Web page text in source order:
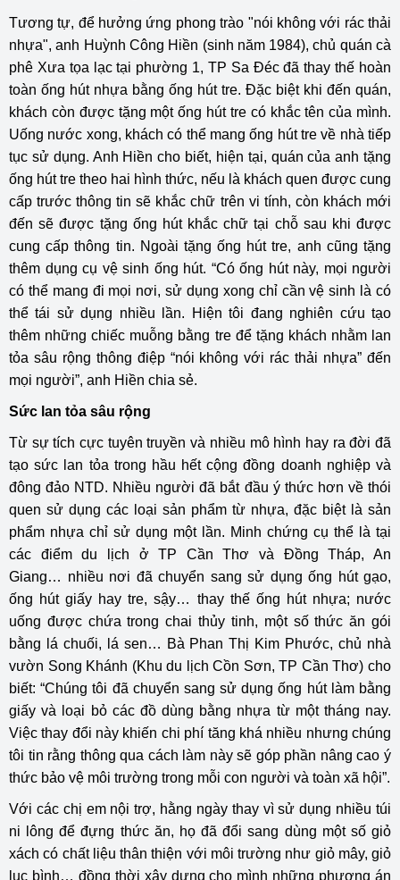
Tương tự, để hưởng ứng phong trào "nói không với rác thải
nhựa", anh Huỳnh Công Hiền (sinh năm 1984), chủ quán cà
phê Xưa tọa lạc tại phường 1, TP Sa Đéc đã thay thế hoàn
toàn ống hút nhựa bằng ống hút tre. Đặc biệt khi đến quán,
khách còn được tặng một ống hút tre có khắc tên của mình.
Uống nước xong, khách có thể mang ống hút tre về nhà tiếp
tục sử dụng. Anh Hiền cho biết, hiện tại, quán của anh tặng
ống hút tre theo hai hình thức, nếu là khách quen được cung
cấp trước thông tin sẽ khắc chữ trên vi tính, còn khách mới
đến sẽ được tặng ống hút khắc chữ tại chỗ sau khi được
cung cấp thông tin. Ngoài tặng ống hút tre, anh cũng tặng
thêm dụng cụ vệ sinh ống hút. “Có ống hút này, mọi người
có thể mang đi mọi nơi, sử dụng xong chỉ cần vệ sinh là có
thể tái sử dụng nhiều lần. Hiện tôi đang nghiên cứu tạo
thêm những chiếc muỗng bằng tre để tặng khách nhằm lan
tỏa sâu rộng thông điệp “nói không với rác thải nhựa” đến
mọi người”, anh Hiền chia sẻ.
Sức lan tỏa sâu rộng
Từ sự tích cực tuyên truyền và nhiều mô hình hay ra đời đã
tạo sức lan tỏa trong hầu hết cộng đồng doanh nghiệp và
đông đảo NTD. Nhiều người đã bắt đầu ý thức hơn về thói
quen sử dụng các loại sản phẩm từ nhựa, đặc biệt là sản
phẩm nhựa chỉ sử dụng một lần. Minh chứng cụ thể là tại
các điểm du lịch ở TP Cần Thơ và Đồng Tháp, An
Giang… nhiều nơi đã chuyển sang sử dụng ống hút gạo,
ống hút giấy hay tre, sậy… thay thế ống hút nhựa; nước
uống được chứa trong chai thủy tinh, một số thức ăn gói
bằng lá chuối, lá sen… Bà Phan Thị Kim Phước, chủ nhà
vườn Song Khánh (Khu du lịch Cồn Sơn, TP Cần Thơ) cho
biết: “Chúng tôi đã chuyển sang sử dụng ống hút làm bằng
giấy và loại bỏ các đồ dùng bằng nhựa từ một tháng nay.
Việc thay đổi này khiến chi phí tăng khá nhiều nhưng chúng
tôi tin rằng thông qua cách làm này sẽ góp phần nâng cao ý
thức bảo vệ môi trường trong mỗi con người và toàn xã hội”.
Với các chị em nội trợ, hằng ngày thay vì sử dụng nhiều túi
ni lông để đựng thức ăn, họ đã đổi sang dùng một số giỏ
xách có chất liệu thân thiện với môi trường như giỏ mây, giỏ
lục bình… đồng thời xây dựng cho mình những phương án